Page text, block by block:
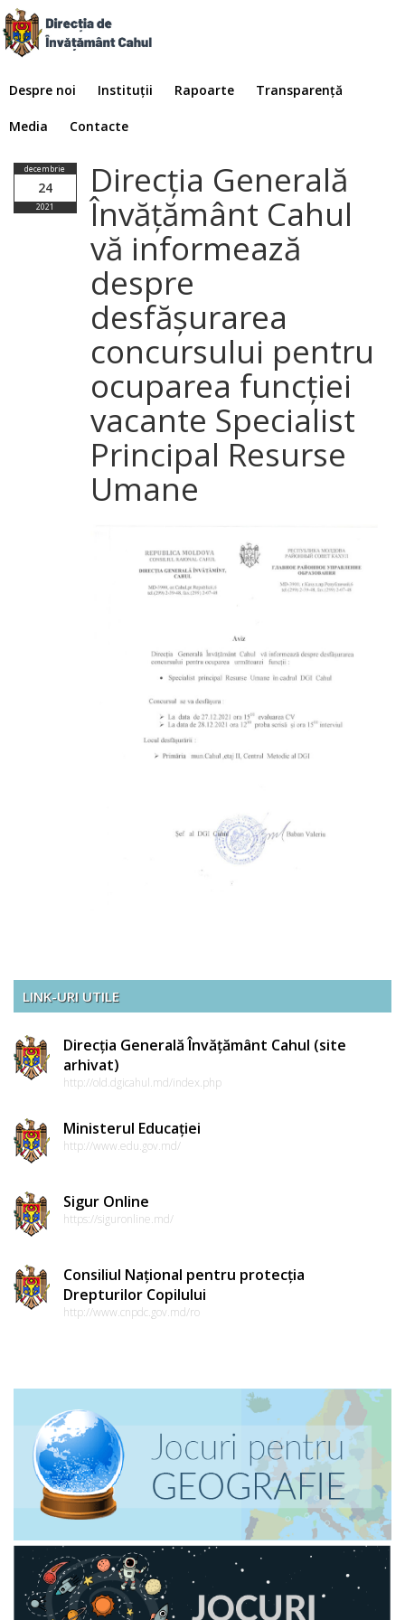
Despre noi Instituții Rapoarte Transparență
Media Contacte
decembrie
24
2021
Direcția Generală
Învățământ Cahul
vă informează
despre
desfășurarea
concursului pentru
ocuparea funcției
vacante Specialist
Principal Resurse
Umane
LINK-URI UTILE
Direcția Generală Învățământ Cahul (site
arhivat)
http://old.dgicahul.md/index.php
Ministerul Educației
http://www.edu.gov.md/
Sigur Online
https://siguronline.md/
Consiliul Național pentru protecția
Drepturilor Copilului
http://www.cnpdc.gov.md/ro